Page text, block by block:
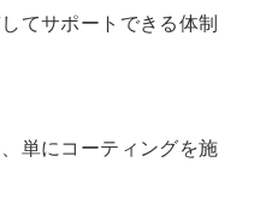
てサポートできる体制
単にコーティングを施